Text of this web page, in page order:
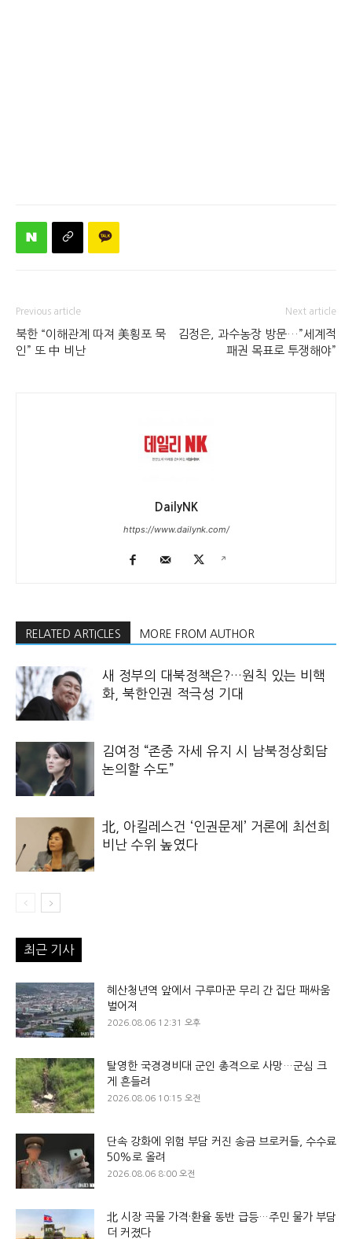
Previous article
북한 “이해관계 따져 美횡포 묵
인” 또 中 비난
Next article
김정은, 과수농장 방문…”세계적
패권 목표로 투쟁해야”
DailyNK
https://www.dailynk.com/
RELATED ARTICLES MORE FROM AUTHOR
새 정부의 대북정책은?…원칙 있는 비핵
화, 북한인권 적극성 기대
김여정 “존중 자세 유지 시 남북정상회담
논의할 수도”
北, 아킬레스건 ‘인권문제’ 거론에 최선희
비난 수위 높였다
최근 기사
혜산청년역 앞에서 구루마꾼 무리 간 집단 패싸움
벌어져
2026.08.06 12:31 오후
탈영한 국경경비대 군인 총격으로 사망…군심 크
게 흔들려
2026.08.06 10:15 오전
단속 강화에 위험 부담 커진 송금 브로커들, 수수료
50%로 올려
2026.08.06 8:00 오전
北 시장 곡물 가격·환율 동반 급등…주민 물가 부담
더 커졌다